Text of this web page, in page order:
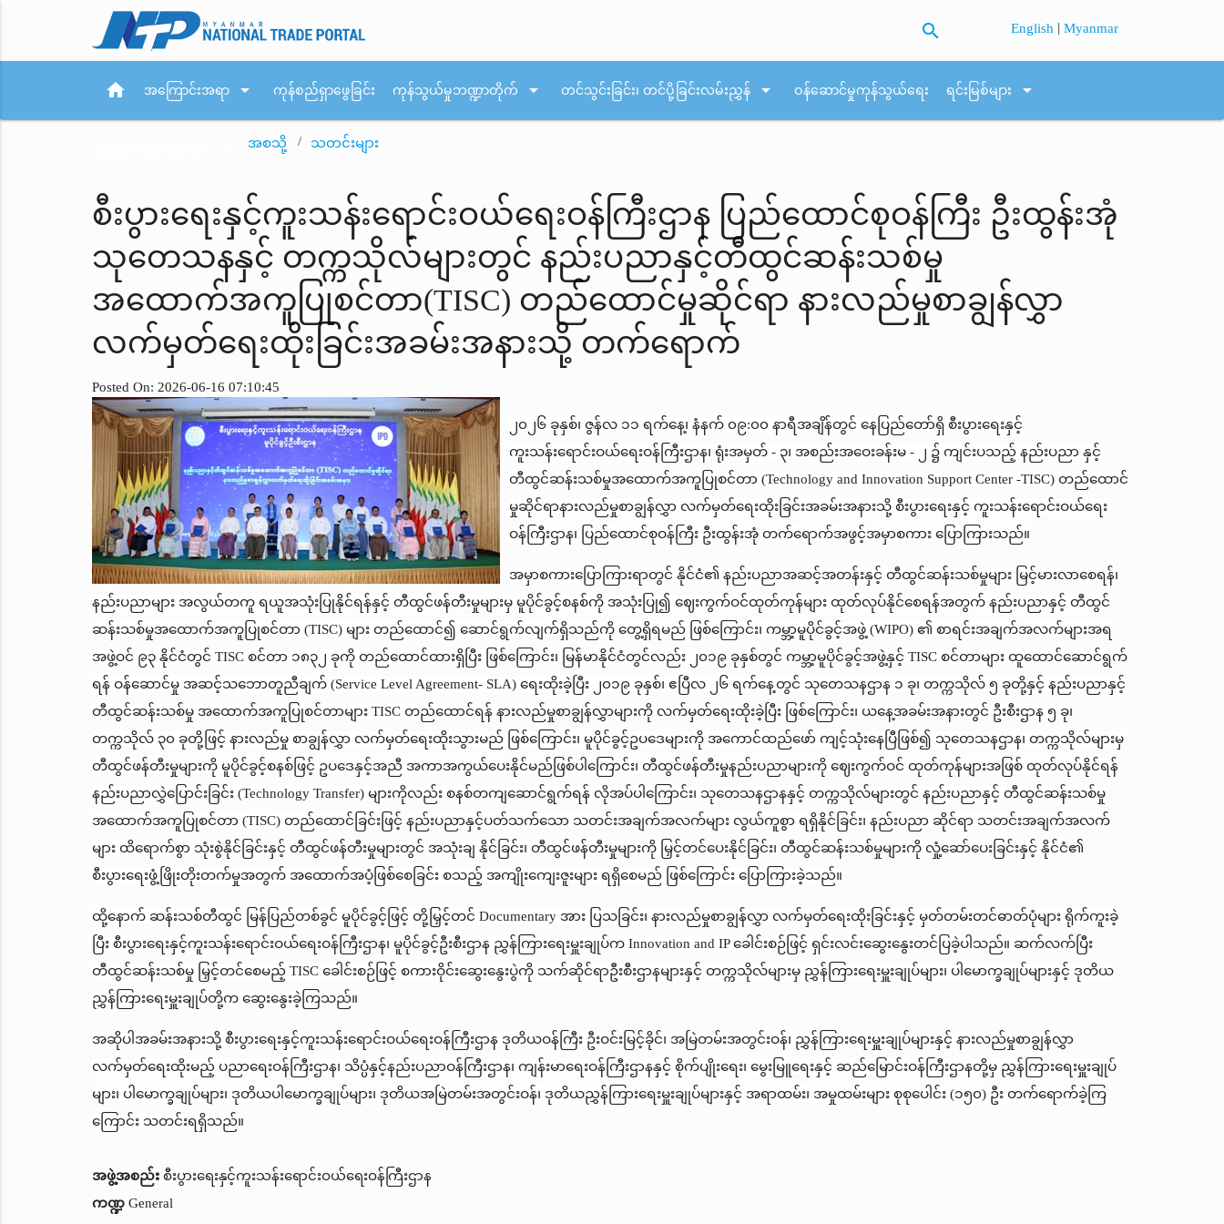
search English |Myanmar
home အကြောင်းအရာ arrow_drop_down ကုန်စည်ရှာဖွေခြင်း ကုန်သွယ်မှုဘဏ္ဍာတိုက် arrow_drop_down တင်သွင်းခြင်း၊ တင်ပို့ခြင်းလမ်းညွှန် arrow_drop_down ဝန်ဆောင်မှုကုန်သွယ်ရေး ရင်းမြစ်များ arrow_drop_down
အစသို့ သတင်းများ
စီးပွားရေးနှင့်ကူးသန်းရောင်းဝယ်ရေးဝန်ကြီးဌာန ပြည်ထောင်စုဝန်ကြီး ဦးထွန်းအုံ
သုတေသနနှင့် တက္ကသိုလ်များတွင် နည်းပညာနှင့်တီထွင်ဆန်းသစ်မှု
အထောက်အကူပြုစင်တာ(TISC) တည်ထောင်မှုဆိုင်ရာ နားလည်မှုစာချွန်လွှာ
လက်မှတ်ရေးထိုးခြင်းအခမ်းအနားသို့ တက်ရောက်
Posted On: 2026-06-16 07:10:45
၂၀၂၆ ခုနှစ်၊ ဇွန်လ ၁၁ ရက်နေ့၊ နံနက် ၀၉:၀၀ နာရီအချိန်တွင် နေပြည်တော်ရှိ စီးပွားရေးနှင့်
ကူးသန်းရောင်းဝယ်ရေးဝန်ကြီးဌာန၊ ရုံးအမှတ် - ၃၊ အစည်းအဝေးခန်းမ - ၂ ၌ ကျင်းပသည့် နည်းပညာ နှင့်
တီထွင်ဆန်းသစ်မှုအထောက်အကူပြုစင်တာ (Technology and Innovation Support Center -TISC) တည်ထောင်
မှုဆိုင်ရာနားလည်မှုစာချွန်လွှာ လက်မှတ်ရေးထိုးခြင်းအခမ်းအနားသို့ စီးပွားရေးနှင့် ကူးသန်းရောင်းဝယ်ရေး
ဝန်ကြီးဌာန၊ ပြည်ထောင်စုဝန်ကြီး ဦးထွန်းအုံ တက်ရောက်အဖွင့်အမှာစကား ပြောကြားသည်။
အမှာစကားပြောကြားရာတွင် နိုင်ငံ၏ နည်းပညာအဆင့်အတန်းနှင့် တီထွင်ဆန်းသစ်မှုများ မြင့်မားလာစေရန်၊
နည်းပညာများ အလွယ်တကူ ရယူအသုံးပြုနိုင်ရန်နှင့် တီထွင်ဖန်တီးမှုများမှ မူပိုင်ခွင့်စနစ်ကို အသုံးပြု၍ ဈေးကွက်ဝင်ထုတ်ကုန်များ ထုတ်လုပ်နိုင်စေရန်အတွက် နည်းပညာနှင့် တီထွင်
ဆန်းသစ်မှုအထောက်အကူပြုစင်တာ (TISC) များ တည်ထောင်၍ ဆောင်ရွက်လျက်ရှိသည်ကို တွေ့ရှိရမည် ဖြစ်ကြောင်း၊ ကမ္ဘာ့မူပိုင်ခွင့်အဖွဲ့ (WIPO) ၏ စာရင်းအချက်အလက်များအရ
အဖွဲ့ဝင် ၉၃ နိုင်ငံတွင် TISC စင်တာ ၁၈၃၂ ခုကို တည်ထောင်ထားရှိပြီး ဖြစ်ကြောင်း၊ မြန်မာနိုင်ငံတွင်လည်း ၂၀၁၉ ခုနှစ်တွင် ကမ္ဘာ့မူပိုင်ခွင့်အဖွဲ့နှင့် TISC စင်တာများ ထူထောင်ဆောင်ရွက်
ရန် ဝန်ဆောင်မှု အဆင့်သဘောတူညီချက် (Service Level Agreement- SLA) ရေးထိုးခဲ့ပြီး ၂၀၁၉ ခုနှစ်၊ ဧပြီလ ၂၆ ရက်နေ့တွင် သုတေသနဌာန ၁ ခု၊ တက္ကသိုလ် ၅ ခုတို့နှင့် နည်းပညာနှင့်
တီထွင်ဆန်းသစ်မှု အထောက်အကူပြုစင်တာများ TISC တည်ထောင်ရန် နားလည်မှုစာချွန်လွှာများကို လက်မှတ်ရေးထိုးခဲ့ပြီး ဖြစ်ကြောင်း၊ ယနေ့အခမ်းအနားတွင် ဦးစီးဌာန ၅ ခု၊
တက္ကသိုလ် ၃၀ ခုတို့ဖြင့် နားလည်မှု စာချွန်လွှာ လက်မှတ်ရေးထိုးသွားမည် ဖြစ်ကြောင်း၊ မူပိုင်ခွင့်ဥပဒေများကို အကောင်ထည်ဖော် ကျင့်သုံးနေပြီဖြစ်၍ သုတေသနဌာန၊ တက္ကသိုလ်များမှ
တီထွင်ဖန်တီးမှုများကို မူပိုင်ခွင့်စနစ်ဖြင့် ဥပဒေနှင့်အညီ အကာအကွယ်ပေးနိုင်မည်ဖြစ်ပါကြောင်း၊ တီထွင်ဖန်တီးမှုနည်းပညာများကို ဈေးကွက်ဝင် ထုတ်ကုန်များအဖြစ် ထုတ်လုပ်နိုင်ရန်
နည်းပညာလွှဲပြောင်းခြင်း (Technology Transfer) များကိုလည်း စနစ်တကျဆောင်ရွက်ရန် လိုအပ်ပါကြောင်း၊ သုတေသနဌာနနှင့် တက္ကသိုလ်များတွင် နည်းပညာနှင့် တီထွင်ဆန်းသစ်မှု
အထောက်အကူပြုစင်တာ (TISC) တည်ထောင်ခြင်းဖြင့် နည်းပညာနှင့်ပတ်သက်သော သတင်းအချက်အလက်များ လွယ်ကူစွာ ရရှိနိုင်ခြင်း၊ နည်းပညာ ဆိုင်ရာ သတင်းအချက်အလက်
များ ထိရောက်စွာ သုံးစွဲနိုင်ခြင်းနှင့် တီထွင်ဖန်တီးမှုများတွင် အသုံးချ နိုင်ခြင်း၊ တီထွင်ဖန်တီးမှုများကို မြှင့်တင်ပေးနိုင်ခြင်း၊ တီထွင်ဆန်းသစ်မှုများကို လှုံ့ဆော်ပေးခြင်းနှင့် နိုင်ငံ၏
စီးပွားရေးဖွံ့ဖြိုးတိုးတက်မှုအတွက် အထောက်အပံ့ဖြစ်စေခြင်း စသည့် အကျိုးကျေးဇူးများ ရရှိစေမည် ဖြစ်ကြောင်း ပြောကြားခဲ့သည်။
ထို့နောက် ဆန်းသစ်တီထွင် မြန်ပြည်တစ်ခွင် မူပိုင်ခွင့်ဖြင့် တို့မြှင့်တင် Documentary အား ပြသခြင်း၊ နားလည်မှုစာချွန်လွှာ လက်မှတ်ရေးထိုးခြင်းနှင့် မှတ်တမ်းတင်ဓာတ်ပုံများ ရိုက်ကူးခဲ့
ပြီး စီးပွားရေးနှင့်ကူးသန်းရောင်းဝယ်ရေးဝန်ကြီးဌာန၊ မူပိုင်ခွင့်ဦးစီးဌာန ညွှန်ကြားရေးမှူးချုပ်က Innovation and IP ခေါင်းစဉ်ဖြင့် ရှင်းလင်းဆွေးနွေးတင်ပြခဲ့ပါသည်။ ဆက်လက်ပြီး
တီထွင်ဆန်းသစ်မှု မြှင့်တင်စေမည့် TISC ခေါင်းစဉ်ဖြင့် စကားဝိုင်းဆွေးနွေးပွဲကို သက်ဆိုင်ရာဦးစီးဌာနများနှင့် တက္ကသိုလ်များမှ ညွှန်ကြားရေးမှူးချုပ်များ၊ ပါမောက္ခချုပ်များနှင့် ဒုတိယ
ညွှန်ကြားရေးမှူးချုပ်တို့က ဆွေးနွေးခဲ့ကြသည်။
အဆိုပါအခမ်းအနားသို့ စီးပွားရေးနှင့်ကူးသန်းရောင်းဝယ်ရေးဝန်ကြီးဌာန ဒုတိယဝန်ကြီး ဦးဝင်းမြင့်ခိုင်၊ အမြဲတမ်းအတွင်းဝန်၊ ညွှန်ကြားရေးမှူးချုပ်များနှင့် နားလည်မှုစာချွန်လွှာ
လက်မှတ်ရေးထိုးမည့် ပညာရေးဝန်ကြီးဌာန၊ သိပ္ပံနှင့်နည်းပညာဝန်ကြီးဌာန၊ ကျန်းမာရေးဝန်ကြီးဌာနနှင့် စိုက်ပျိုးရေး၊ မွေးမြူရေးနှင့် ဆည်မြောင်းဝန်ကြီးဌာနတို့မှ ညွှန်ကြားရေးမှူးချုပ်
များ၊ ပါမောက္ခချုပ်များ၊ ဒုတိယပါမောက္ခချုပ်များ၊ ဒုတိယအမြဲတမ်းအတွင်းဝန်၊ ဒုတိယညွှန်ကြားရေးမှူးချုပ်များနှင့် အရာထမ်း၊ အမှုထမ်းများ စုစုပေါင်း (၁၅၀) ဦး တက်ရောက်ခဲ့ကြ
ကြောင်း သတင်းရရှိသည်။
အဖွဲ့အစည်းစီးပွားရေးနှင့်ကူးသန်းရောင်းဝယ်ရေးဝန်ကြီးဌာန
ကဏ္ဍGeneral